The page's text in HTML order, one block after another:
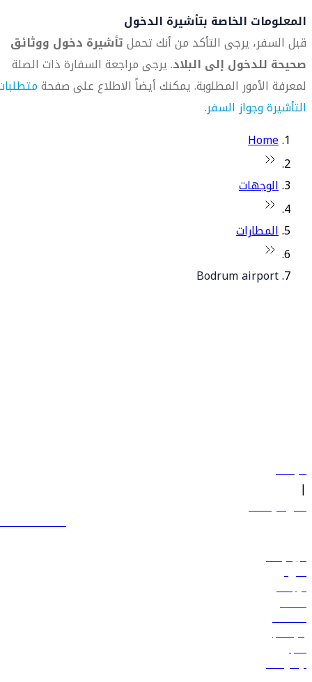
المعلومات الخاصة بتأشيرة الدخول
قبل السفر، يرجى التأكد من أنك تحملتأشيرة دخول ووثائق
صحيحة للدخول إلى البلاد. يرجى مراجعة السفارة ذات الصلة
لمعرفة الأمور المطلوبة. يمكنك أيضاً الاطلاع على صفحة
التأشيرة وجواز السفر.
Home
الوجهات
المطارات
Bodrum airport
سياساتنا
|
الشروط والأحكام
600 544 445
حجز الرحلات
العروض
الوجهات
الأمتعة
المساعدة
إدارة الحجز
الأخبار
تواصل معنا